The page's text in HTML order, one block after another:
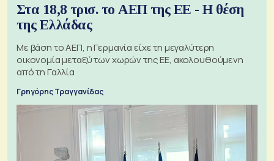
Στα 18,8 τρισ. το ΑΕΠ της ΕΕ - Η θέση
της Ελλάδας
Με βάση το ΑΕΠ, η Γερμανία είχε τη μεγαλύτερη
οικονομία μεταξύ των χωρών της ΕΕ, ακολουθούμενη
από τη Γαλλία
Γρηγόρης Τραγγανίδας